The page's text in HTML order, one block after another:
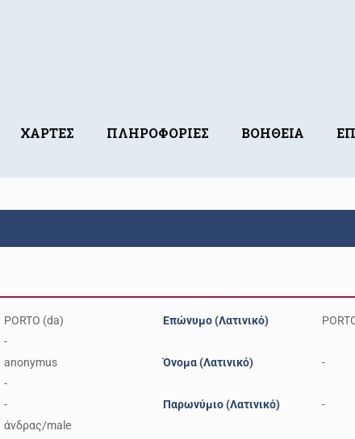
ΧΑΡΤΕΣ ΠΛΗΡΟΦΟΡΙΕΣ ΒΟΗΘΕΙΑ
PORTO (da)
-
anonymus
-
-
άνδρας/male
Επώνυμο (Λατινικό)
Όνομα (Λατινικό) -
Παρωνύμιο (Λατινικό) -